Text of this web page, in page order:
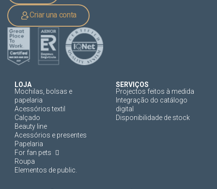
Criar una conta
LOJA
Mochilas, bolsas e
papelaria
Acessórios textil
Calçado
Beauty line
Acessórios e presentes
Papelaria
For fan pets
Roupa
Elementos de public.
SERVIÇOS
Projectos feitos à medida
Integração do catálogo
digital
Disponibilidade de stock